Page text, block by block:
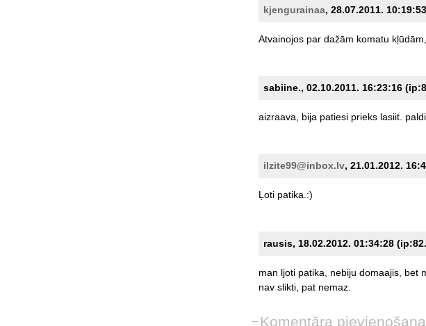
kjengurainaa, 28.07.2011. 10:19:53
Atvainojos par dažām komatu kļūdām,
sabiine., 02.10.2011. 16:23:16
aizraava, bija patiesi prieks lasiit.
ilzite99@inbox.lv, 21.01.2012.
Ļoti patika.:)
rausis, 18.02.2012. 01:34:28
man ljoti patika, nebiju domaajis, bet
nav slikti, pat nemaz.
Komentāra pievienošana